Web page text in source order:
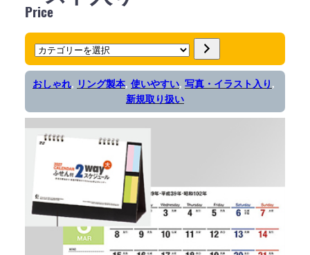
Price
カ
テ
ゴ
リ
ー
択
おしゃれ, リング製本, 使いやすい, 写真・イラスト入り
新規取り扱い